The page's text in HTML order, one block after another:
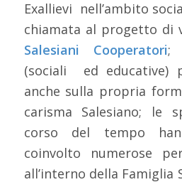
Exallievi nell’ambito
chiamata al progetto di
Salesiani Cooperatori;
(sociali ed educative)
anche sulla propria
carisma Salesiano; le
corso del tempo
coinvolto numerose
all’interno della Famiglia